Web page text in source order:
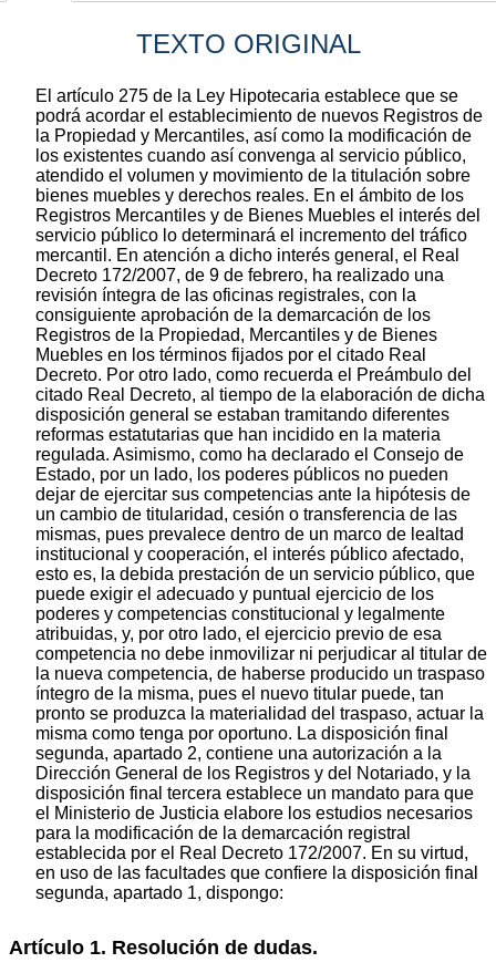
TEXTO ORIGINAL
El artículo 275 de la Ley Hipotecaria establece que se
podrá acordar el establecimiento de nuevos Registros de
la Propiedad y Mercantiles, así como la modificación de
los existentes cuando así convenga al servicio público,
atendido el volumen y movimiento de la titulación sobre
bienes muebles y derechos reales. En el ámbito de los
Registros Mercantiles y de Bienes Muebles el interés del
servicio público lo determinará el incremento del tráfico
mercantil. En atención a dicho interés general, el Real
Decreto 172/2007, de 9 de febrero, ha realizado una
revisión íntegra de las oficinas registrales, con la
consiguiente aprobación de la demarcación de los
Registros de la Propiedad, Mercantiles y de Bienes
Muebles en los términos fijados por el citado Real
Decreto. Por otro lado, como recuerda el Preámbulo del
citado Real Decreto, al tiempo de la elaboración de dicha
disposición general se estaban tramitando diferentes
reformas estatutarias que han incidido en la materia
regulada. Asimismo, como ha declarado el Consejo de
Estado, por un lado, los poderes públicos no pueden
dejar de ejercitar sus competencias ante la hipótesis de
un cambio de titularidad, cesión o transferencia de las
mismas, pues prevalece dentro de un marco de lealtad
institucional y cooperación, el interés público afectado,
esto es, la debida prestación de un servicio público, que
puede exigir el adecuado y puntual ejercicio de los
poderes y competencias constitucional y legalmente
atribuidas, y, por otro lado, el ejercicio previo de esa
competencia no debe inmovilizar ni perjudicar al titular de
la nueva competencia, de haberse producido un traspaso
íntegro de la misma, pues el nuevo titular puede, tan
pronto se produzca la materialidad del traspaso, actuar la
misma como tenga por oportuno. La disposición final
segunda, apartado 2, contiene una autorización a la
Dirección General de los Registros y del Notariado, y la
disposición final tercera establece un mandato para que
el Ministerio de Justicia elabore los estudios necesarios
para la modificación de la demarcación registral
establecida por el Real Decreto 172/2007. En su virtud,
en uso de las facultades que confiere la disposición final
segunda, apartado 1, dispongo:
Artículo 1. Resolución de dudas.